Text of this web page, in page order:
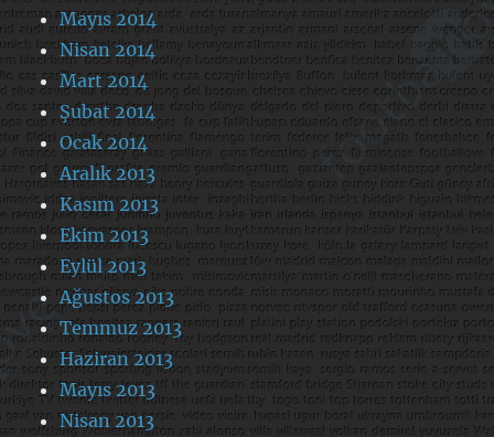
Mayıs 2014
Nisan 2014
Mart 2014
Şubat 2014
Ocak 2014
Aralık 2013
Kasım 2013
Ekim 2013
Eylül 2013
Ağustos 2013
Temmuz 2013
Haziran 2013
Mayıs 2013
Nisan 2013